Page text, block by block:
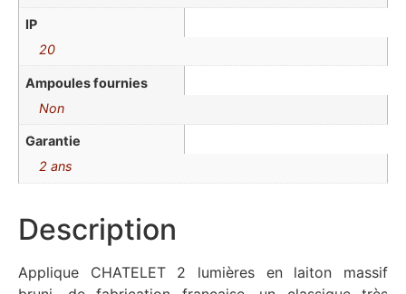
IP
20
Ampoules fournies
Non
Garantie
2 ans
Description
Applique CHATELET 2 lumières en laiton massif